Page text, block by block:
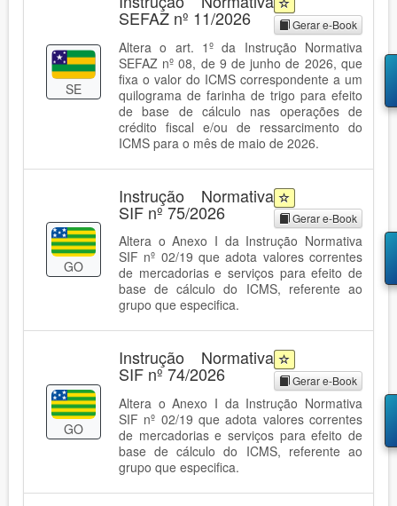
SE
SEFAZ nº 11/2026 Gerar e-Book
Altera o art. 1º da Instrução Normativa
SEFAZ nº 08, de 9 de junho de 2026, que
fixa o valor do ICMS correspondente a um
quilograma de farinha de trigo para efeito
de base de cálculo nas operações de
crédito fiscal e/ou de ressarcimento do
ICMS para o mês de maio de 2026.
GO
Instrução Normativa
SIF nº 75/2026 Gerar e-Book
Altera o Anexo I da Instrução Normativa
SIF nº 02/19 que adota valores correntes
de mercadorias e serviços para efeito de
base de cálculo do ICMS, referente ao
grupo que especifica.
GO
Instrução Normativa
SIF nº 74/2026 Gerar e-Book
Altera o Anexo I da Instrução Normativa
SIF nº 02/19 que adota valores correntes
de mercadorias e serviços para efeito de
base de cálculo do ICMS, referente ao
grupo que especifica.